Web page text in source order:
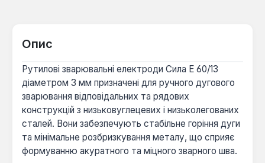
Опис
Рутилові зварювальні електроди Сила Е 60/13
діаметром 3 мм призначені для ручного дугового
зварювання відповідальних та рядових
конструкцій з низьковуглецевих і низьколегованих
сталей. Вони забезпечують стабільне горіння дуги
та мінімальне розбризкування металу, що сприяє
формуванню акуратного та міцного зварного шва.